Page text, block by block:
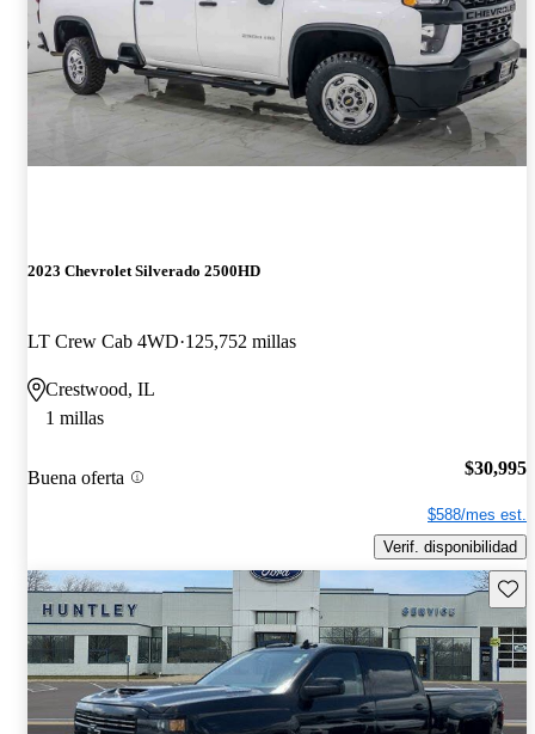
2023 Chevrolet Silverado 2500HD
LT Crew Cab 4WD 125,752 millas
Crestwood, IL
1 millas
Buena oferta $30,995
$588/mes est.
Verif. disponibilidad